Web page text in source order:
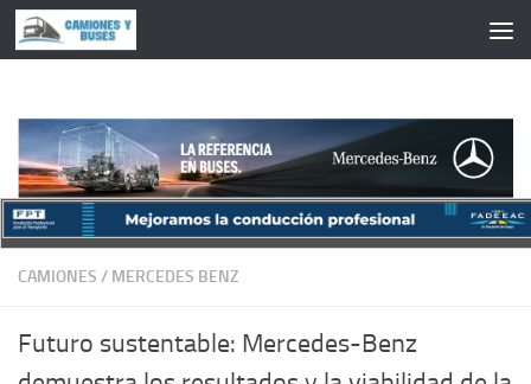
Saltar al contenido
CAMIONES / MERCEDES BENZ
Futuro sustentable: Mercedes-Benz